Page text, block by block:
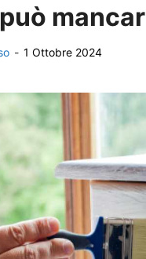
mancar
- 1 Ottobre 2024